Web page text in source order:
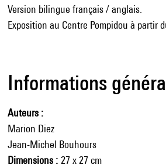
Version bilingue français / anglais.
Exposition au Centre Pompidou à partir
Informations
Auteurs
Marion Diez
Jean-Michel Bouhours
Dimensions
27 x 27 cm